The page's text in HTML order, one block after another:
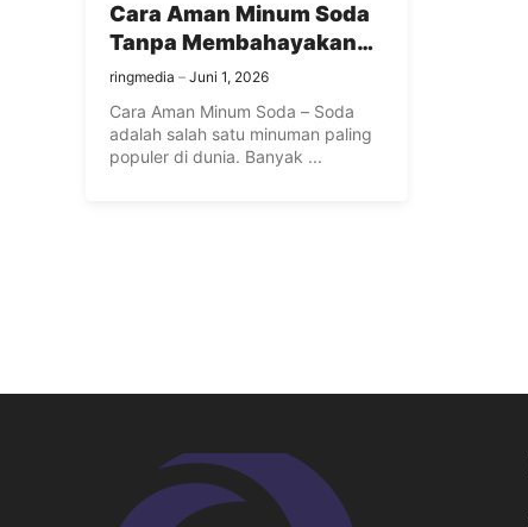
Cara Aman Minum Soda
Tanpa Membahayakan
Kesehatan Anda
ringmedia Juni 1, 2026
Cara Aman Minum Soda – Soda
adalah salah satu minuman paling
populer di dunia. Banyak ...